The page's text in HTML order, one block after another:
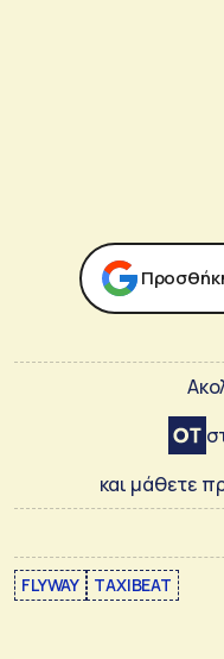
και μάθετε
FLYWAY TAXIBEAT